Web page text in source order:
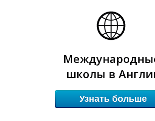
школы в
Узнать больше